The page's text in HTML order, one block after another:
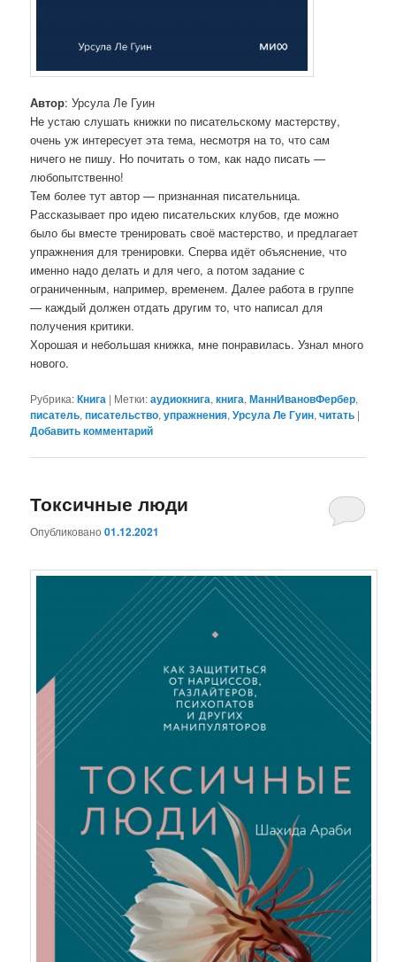
Автор: Урсула Ле Гуин
Не устаю слушать книжки по писательскому мастерству,
очень уж интересует эта тема, несмотря на то, что сам
ничего не пишу. Но почитать о том, как надо писать —
любопытственно!
Тем более тут автор — признанная писательница.
Рассказывает про идею писательских клубов, где можно
было бы вместе тренировать своё мастерство, и предлагает
упражнения для тренировки. Сперва идёт объяснение, что
именно надо делать и для чего, а потом задание с
ограниченным, например, временем. Далее работа в группе
— каждый должен отдать другим то, что написал для
получения критики.
Хорошая и небольшая книжка, мне понравилась. Узнал много
нового.
Рубрика:Книга | Метки:аудиокнига,книга,МаннИвановФербер,
писатель,писательство,упражнения,Урсула Ле Гуин,читать |
Добавить комментарий
Токсичные люди
Опубликовано01.12.2021